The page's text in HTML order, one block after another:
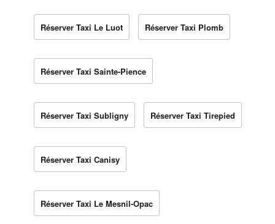
Réserver Taxi Le Luot Réserver Taxi Plomb
Réserver Taxi Sainte-Pience
Réserver Taxi Subligny Réserver Taxi Tirepied
Réserver Taxi Canisy
Réserver Taxi Le Mesnil-Opac